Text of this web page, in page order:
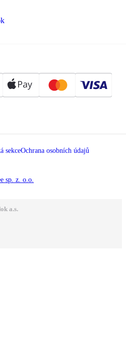
sekceOchrana osobních údajů
sp. z. o.o.
a.s.